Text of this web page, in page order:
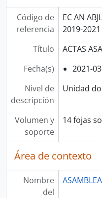
Código de
referencia
EC AN
2019-2021
Título
ACTAS
Fecha(s)
2021-
Nivel de
descripción
Unidad
Volumen y
soporte
14 fojas
Área de contexto
Nombre
del